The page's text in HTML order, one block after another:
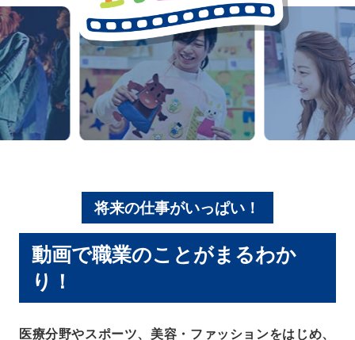
将来の仕事がいっぱい！
動画で職業のことがまるわか
り！
医療分野やスポーツ、美容・ファッションをはじめ、